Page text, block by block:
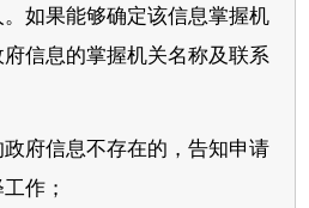
如果能够确定该信息掌握机
信息的掌握机关名称及联系
府信息不存在的，告知申请
作；